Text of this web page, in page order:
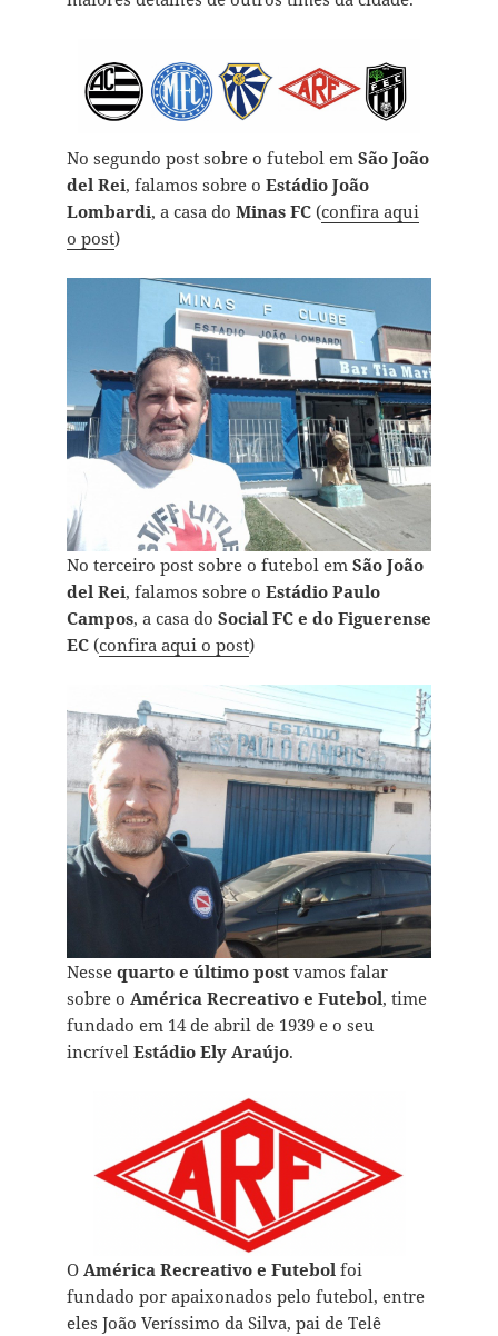
No segundo post sobre o futebol em São João
del Rei, falamos sobre o Estádio João
Lombardi, a casa do Minas FC(confira aqui
o post)
No terceiro post sobre o futebol em São João
del Rei, falamos sobre o Estádio Paulo
Campos, a casa do Social FC e do Figuerense
EC(confira aqui o post)
Nesse quarto e último postvamos falar
sobre o América Recreativo e Futebol, time
fundado em 14 de abril de 1939 e o seu
incrível Estádio Ely Araújo.
O América Recreativo e Futebol foi
fundado por apaixonados pelo futebol, entre
eles João Veríssimo da Silva, pai de Telê